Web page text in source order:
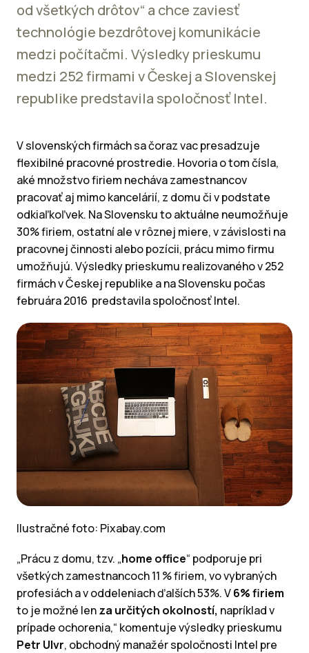
od všetkých drôtov“ a chce zaviesť
technológie bezdrôtovej komunikácie
medzi počítačmi. Výsledky prieskumu
medzi 252 firmami v Českej a Slovenskej
republike predstavila spoločnosť Intel.
V slovenských firmách sa čoraz vac presadzuje
flexibilné pracovné prostredie. Hovoria o tom čísla,
aké množstvo firiem necháva zamestnancov
pracovať aj mimo kancelárií, z domu či v podstate
odkiaľkoľvek. Na Slovensku to aktuálne neumožňuje
30% firiem, ostatní ale v rôznej miere, v závislosti na
pracovnej činnosti alebo pozícii, prácu mimo firmu
umožňujú. Výsledky prieskumu realizovaného v 252
firmách v Českej republike a na Slovensku počas
februára 2016 predstavila spoločnosť Intel.
Ilustračné foto: Pixabay.com
„Prácu z domu, tzv. „home office“ podporuje pri
všetkých zamestnancoch 11 % firiem, vo vybraných
profesiách a v oddeleniach ďalších 53%. V6% firiem
to je možné lenza určitých okolností, napríklad v
prípade ochorenia,“ komentuje výsledky prieskumu
Petr Ulvr, obchodný manažér spoločnosti Intel pre